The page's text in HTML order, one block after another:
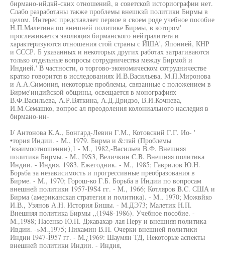
бирмано-ийдкй-ских отношений, в советской историографии нет.
Слабо разработаны также проблемы внешкзй политики Бирмы в
целом. Интерес представляет первое в своем роде учебное пособие
Н.П.Малетина по внешней политике Бирмы, в котором'
прослеживается эволюция бирманского нейтралитета и
характеризуются отношения стой страны с ЙША', Японией, КНР
и СССР. Б указанных и некоторых других работах затрагиваются
только отдельные вопросы сотрудничества между Бирмой и
Индией.' В частности, о торгово-экономическом сотрудничестве
кратко говорится в исследованиях И.В.Васильева, М.П.Миронова
и А.А.Симония, некоторые проблемы, связанные с положением в
Бирме'индийской общины, освещается в монографиях
В.Ф.Васильева, А.Р.Вяткина, А.Д.Дридзо, В.И.Кочнева,
И.М.Семашко, вопрос ал преодоления колониального наследия в
бирмано-ин-
I/ Антонова К.А., Бонгард-Левин Г.М., Котовский Г.Г. Ио- '
•тория Индии. - М., 1979. Бирма и &:тай (Проблемы
'взаимоотношении),1 - M., 1982,-Васильев В.Ф. Внешняя
политика Бирмы. - М., I9S3, Величкин C.B. Внешняя политика
Индии. - Индия. 1983. Ежегодник. - М., 1985; Гаврилов Ю.Н.
Борьба за независимость и прогрессивные преобразования в
Бирме. - M., 1970; Горош-ко Г.Б. Борьба в Индии по вопросам
внешней политики 1957-I9S4 гг. - M., 1966; Котляров B.C. США и
Бирма (американская стратегия и политика). - M., 1970; Можвйко
И.В., Узянов А.Н. История Бишы. - М.ДЭ73; Малетик Н.П.
Внешняя политика Бирмы ,,(1948-1986). Учебное пособие. -
М.,1988; Насенко Ю.П. Джавахар-лая Неру и внешняя политика
Ивдии. -»М.,1975; Нихамин В.П. Очерки внешней политики
Индии I947-Î957 гг. - М.¿1969: Шаумян ТД, Некоторые аспекты
внешней политики Индии. - Индия,